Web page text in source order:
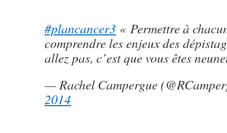
#plancancer3 « Permettre à
comprendre les enjeux des
allez pas, c’est que vous êtes
— Rachel Campergue
2014